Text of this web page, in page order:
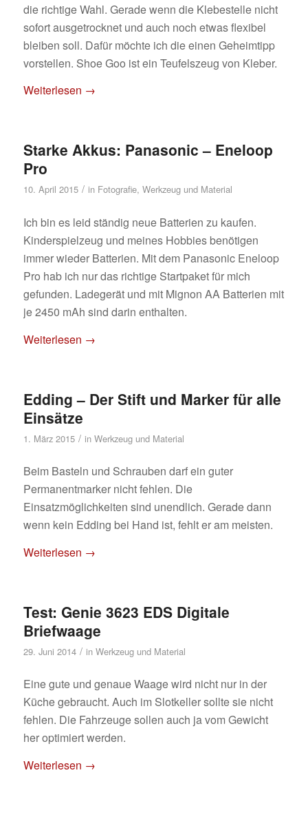
die richtige Wahl. Gerade wenn die Klebestelle nicht
sofort ausgetrocknet und auch noch etwas flexibel
bleiben soll. Dafür möchte ich die einen Geheimtipp
vorstellen. Shoe Goo ist ein Teufelszeug von Kleber.
Weiterlesen →
Starke Akkus: Panasonic – Eneloop
Pro
10. April 2015 / in Fotografie, Werkzeug und Material
Ich bin es leid ständig neue Batterien zu kaufen.
Kinderspielzeug und meines Hobbies benötigen
immer wieder Batterien. Mit dem Panasonic Eneloop
Pro hab ich nur das richtige Startpaket für mich
gefunden. Ladegerät und mit Mignon AA Batterien mit
je 2450 mAh sind darin enthalten.
Weiterlesen →
Edding – Der Stift und Marker für alle
Einsätze
1. März 2015 / in Werkzeug und Material
Beim Basteln und Schrauben darf ein guter
Permanentmarker nicht fehlen. Die
Einsatzmöglichkeiten sind unendlich. Gerade dann
wenn kein Edding bei Hand ist, fehlt er am meisten.
Weiterlesen →
Test: Genie 3623 EDS Digitale
Briefwaage
29. Juni 2014 / in Werkzeug und Material
Eine gute und genaue Waage wird nicht nur in der
Küche gebraucht. Auch im Slotkeller sollte sie nicht
fehlen. Die Fahrzeuge sollen auch ja vom Gewicht
her optimiert werden.
Weiterlesen →